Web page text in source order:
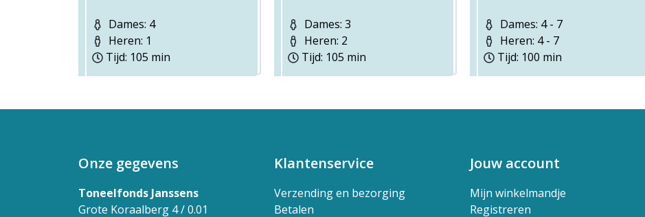
Dames: 4
Heren: 1
Tijd: 105 min
Dames: 3
Heren: 2
Tijd: 105 min
Dames: 4 - 7
Heren: 4 - 7
Tijd: 100 min
Onze gegevens
Toneelfonds Janssens
Grote Koraalberg 4 / 0.01
Klantenservice
Verzending en bezorging
Betalen
Jouw account
Mijn winkelmandje
Registreren